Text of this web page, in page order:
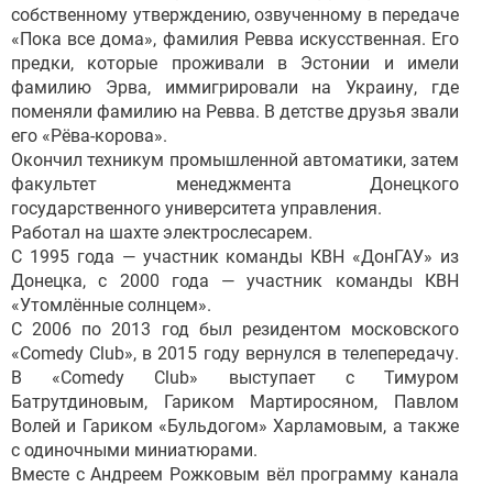
собственному утверждению, озвученному в передаче
«Пока все дома», фамилия Ревва искусственная. Его
предки, которые проживали в Эстонии и имели
фамилию Эрва, иммигрировали на Украину, где
поменяли фамилию на Ревва. В детстве друзья звали
его «Рёва-корова».
Окончил техникум промышленной автоматики, затем
факультет менеджмента Донецкого
государственного университета управления.
Работал на шахте электрослесарем.
С 1995 года — участник команды КВН «ДонГАУ» из
Донецка, с 2000 года — участник команды КВН
«Утомлённые солнцем».
С 2006 по 2013 год был резидентом московского
«Comedy Club», в 2015 году вернулся в телепередачу.
В «Comedy Club» выступает с Тимуром
Батрутдиновым, Гариком Мартиросяном, Павлом
Волей и Гариком «Бульдогом» Харламовым, а также
с одиночными миниатюрами.
Вместе с Андреем Рожковым вёл программу канала